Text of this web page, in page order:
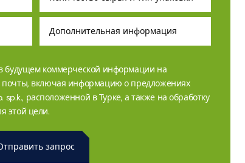
будущем коммерческой информации на
почты, включая информацию о предложениях
расположенной в Турке, а также на обработку
этой цели.